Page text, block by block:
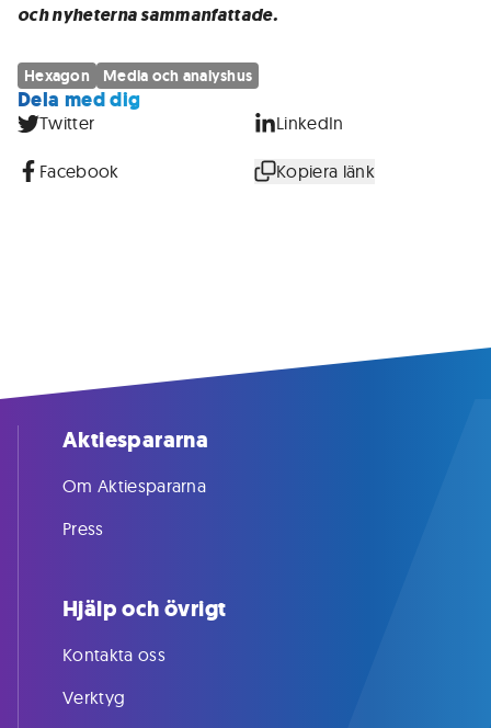
och nyheterna sammanfattade.
Hexagon Media och analyshus
Dela med dig
Twitter LinkedIn
Facebook Kopiera länk
Aktiespararna
Om Aktiespararna
Press
Hjälp och övrigt
Kontakta oss
Verktyg